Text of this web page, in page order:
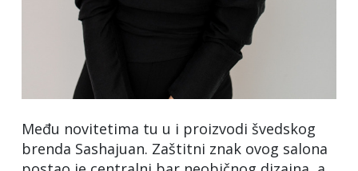
Među novitetima tu u i proizvodi švedskog
brenda Sashajuan. Zaštitni znak ovog salona